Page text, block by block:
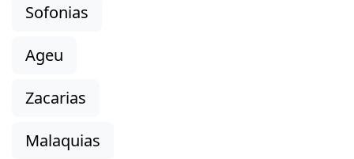
Sofonias
Ageu
Zacarias
Malaquias